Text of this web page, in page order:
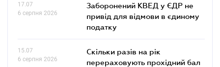
17.07
6 серпня 2026
Заборонений КВЕД у ЄДР не
привід для відмови в єдиному
податку
15.07
6 серпня 2026
Скільки разів на рік
перераховують прохідний бал